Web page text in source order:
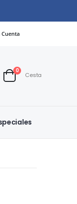
Cuenta
Cart
0artículos
Cesta